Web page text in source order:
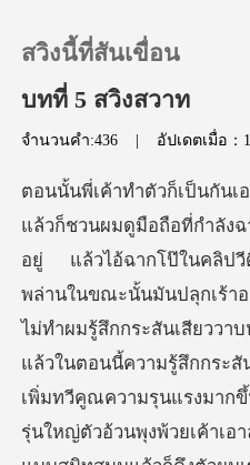
เติมเงิน
ประวัติการอ่าน
ออกจากระบบ
ดาวน์โหลดแอป
สวิงนี้ที่สันเขื่อน
บทที่ 5 สวิงสวาท
จำนวนคำ:436 | อัปเดตเมื่อ：
ณะนั้นมันปลุกเร้า
ไม่ทำผมรู้สึกกระสันเสียววา
แล้วในตอนนี้ความรู้สึกกระสั
เพิ่มทวีคูณความรุนแรงมากขึ